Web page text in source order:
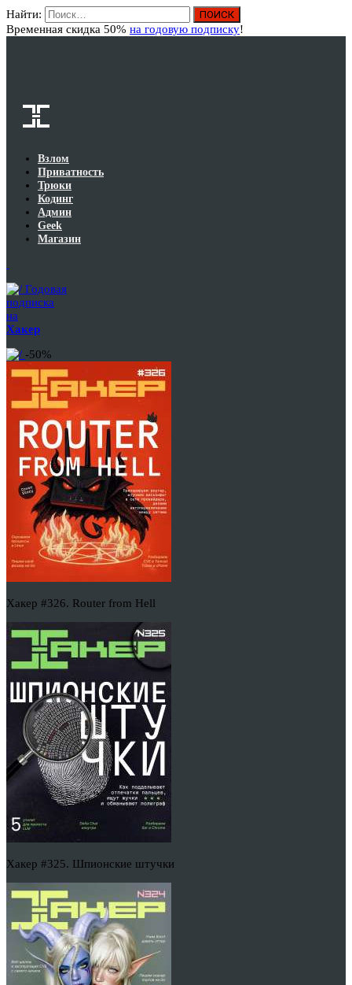
Найти:
Временная скидка 50% на годовую подписку!
Взлом
Приватность
Трюки
Кодинг
Админ
Geek
Магазин
Годовая
подписка
на
Хакер
-50%
Хакер #326. Router from Hell
Хакер #325. Шпионские штучки